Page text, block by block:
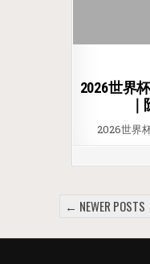
2026世界
2026世界
文章分页← NEWER POSTS